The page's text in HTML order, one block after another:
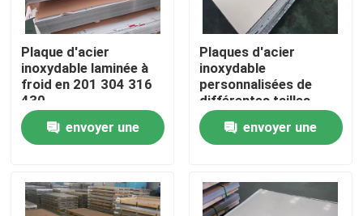
Aperçu
Produits
Vidéos
Plaque d'acier
inoxydable laminée à
froid en 201 304 316
430
envoyer une
Plaques d'acier
inoxydable
personnalisées de
différentes tailles
envoyer une